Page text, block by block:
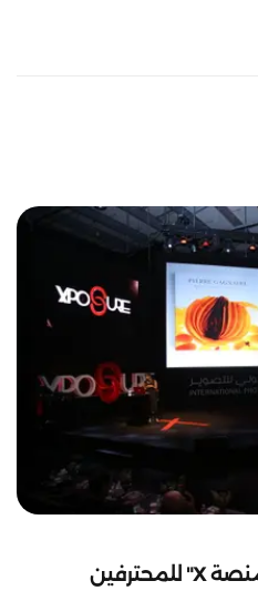
"اكسبوجر 2023" يطلق "المنصة X" للمحترفين